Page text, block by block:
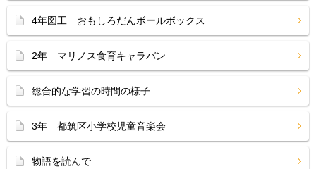
4年図工 おもしろだんボールボックス
2年 マリノス食育キャラバン
総合的な学習の時間の様子
3年 都筑区小学校児童音楽会
物語を読んで